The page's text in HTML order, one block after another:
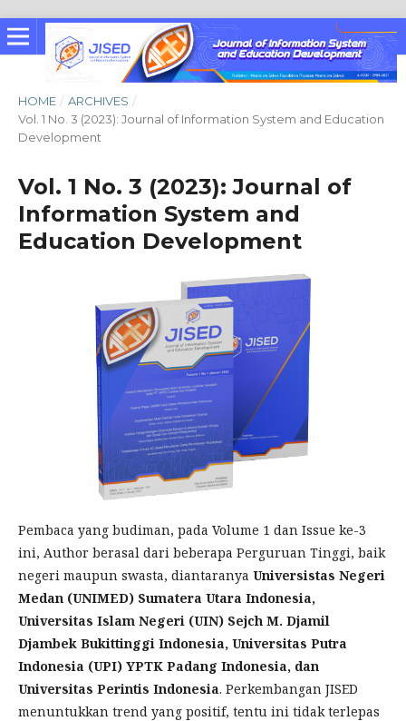
HOME / ARCHIVES /
Vol. 1 No. 3 (2023): Journal of Information System and Education
Development
Vol. 1 No. 3 (2023): Journal of
Information System and
Education Development
Pembaca yang budiman, pada Volume 1 dan Issue ke-3
ini, Author berasal dari beberapa Perguruan Tinggi, baik
negeri maupun swasta, diantaranya Universistas Negeri
Medan (UNIMED) Sumatera Utara Indonesia,
Universitas Islam Negeri (UIN) Sejch M. Djamil
Djambek Bukittinggi Indonesia, Universitas Putra
Indonesia (UPI) YPTK Padang Indonesia, dan
Universitas Perintis Indonesia. Perkembangan JISED
menuntukkan trend yang positif, tentu ini tidak terlepas